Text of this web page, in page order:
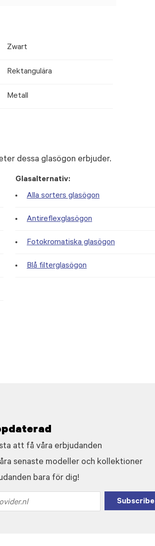
Zwart
Rektangulära
Metall
dessa glasögon erbjuder.
Glasalternativ:
Alla sorters glasögon
Antireflexglasögon
Fotokromatiska glasögon
Blå filterglasögon
att få våra erbjudanden
senaste modeller och kollektioner
bara för dig!
Subscribe